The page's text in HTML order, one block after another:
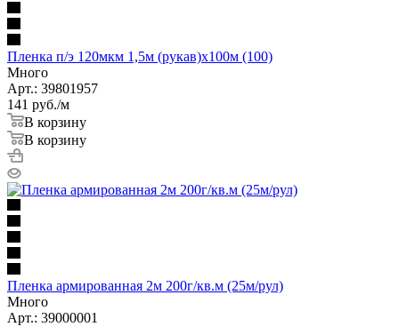
Пленка п/э 120мкм 1,5м (рукав)х100м (100)
Много
Арт.: 39801957
141 руб./м
В корзину
В корзину
Пленка армированная 2м 200г/кв.м (25м/рул)
Много
Арт.: 39000001